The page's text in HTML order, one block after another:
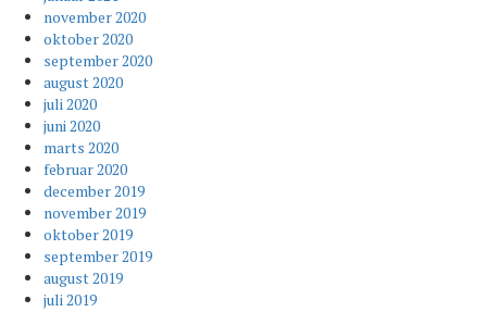
november 2020
oktober 2020
september 2020
august 2020
juli 2020
juni 2020
marts 2020
februar 2020
december 2019
november 2019
oktober 2019
september 2019
august 2019
juli 2019